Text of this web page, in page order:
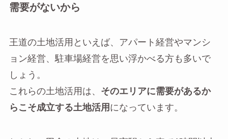
需要がないから
王道の土地活用といえば、アパート経営やマンシ
ョン経営、駐車場経営を思い浮かべる方も多いで
しょう。
これらの土地活用は、 そのエリアに需要があるか
らこそ成立する土地活用 になっています。